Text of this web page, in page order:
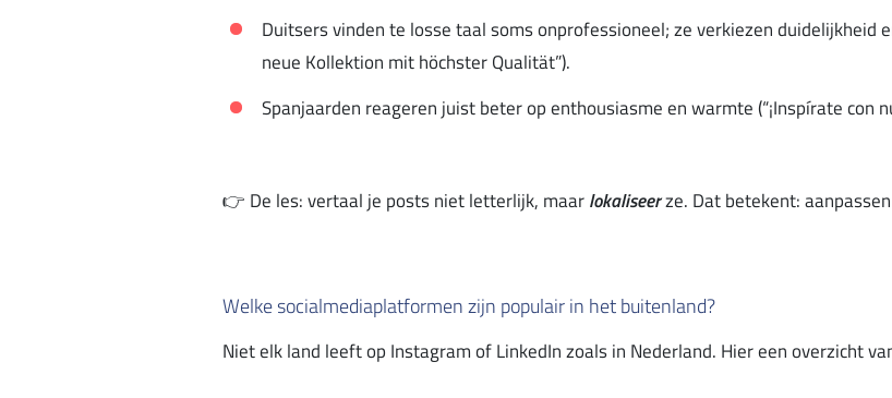
Duitsers vinden te losse taal soms onprofessioneel; ze verkiezen duidelijkheid
neue Kollektion mit höchster Qualität”).
Spanjaarden reageren juist beter op enthousiasme en warmte (“¡Inspírate con
👉 De les: vertaal je posts niet letterlijk, maarlokaliseerze. Dat betekent:
Welke socialmediaplatformen zijn populair in het buitenland?
Niet elk land leeft op Instagram of LinkedIn zoals in Nederland. Hier een overzicht